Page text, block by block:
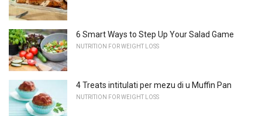
6 Smart Ways to Step Up Your Salad Game
NUTRITION FOR WEIGHT LOSS
4 Treats intitulati per mezu di u Muffin Pan
NUTRITION FOR WEIGHT LOSS